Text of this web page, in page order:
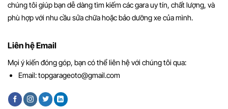
chúng tôi giúp bạn dễ dàng tìm kiếm các gara uy tín, chất lượng, và
phù hợp với nhu cầu sửa chữa hoặc bảo dưỡng xe của mình.
Liên hệ Email
Mọi ý kiến đóng góp, bạn có thể liên hệ với chúng tôi qua:
Email:topgarageoto@gmail.com